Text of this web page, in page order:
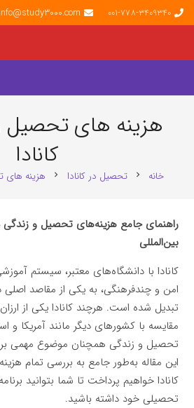
001-778-3409340
info@study3000.com
هزینه‌ های تحصیل
کانادا
خانه chevron_right تحصیل در کانادا chevron_right هزینه‌ های
راهنمای جامع هزینه‌های تحصیل و زندگی
بین‌المللی
کانادا با دانشگاه‌های معتبر، سیستم
امن و چندفرهنگی، به یکی از مقاصد اصلی
تبدیل شده است. هرچند کانادا یکی از
مقایسه با کشورهای دیگر مانند آمریکا و
تحصیل و زندگی همچنان موضوع مهمی
این مقاله به‌طور جامع به بررسی تمام
کانادا خواهیم پرداخت تا شما بتوانید
تحصیلی خود داشته باشید.